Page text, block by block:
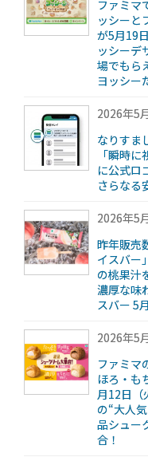
ファミマ
ッシーと
が5月19
ッシーデ
場でもら
ヨッシー
2026年5
なりすま
「瞬時
に公式ロ
さらなる
2026年5
昨年販売
イスバー
の桃果汁
濃厚な味
スバー 5
2026年5
ファミマ
ほろ・も
月12日（
の“大人
品シュー
合！